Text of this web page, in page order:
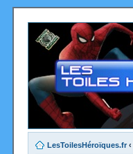
LesToilesHéroïques.fr ‹